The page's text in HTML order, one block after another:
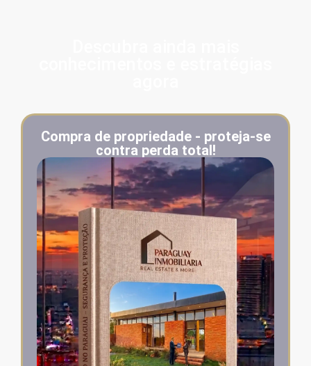
Compra de propriedade - proteja-se
contra perda total!